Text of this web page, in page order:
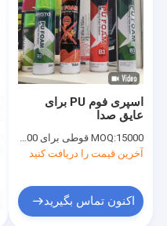
اسپری فوم PU برای
عایق صدا
OEM
MOQ:15000 قوطی برای OEM، 6000 قوطی برای برند Aristo
آخرین قیمت را دریافت کنید
اکنون تماس بگیرید